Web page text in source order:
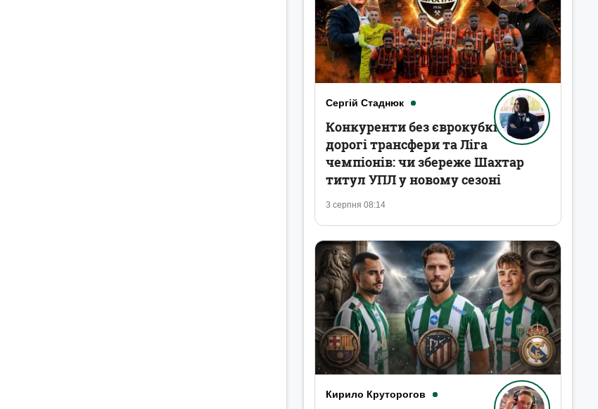
Сергій Стаднюк
3 серпня 08:14
Конкуренти без єврокубків,
дорогі трансфери та Ліга
чемпіонів: чи збереже Шахтар
титул УПЛ у новому сезоні
Кирило Круторогов